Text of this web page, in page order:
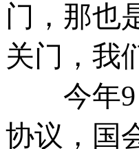
门，那也
关门，我
今年9
协议，国